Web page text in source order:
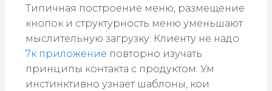
Типичная построение меню, размещение
кнопок и структурность меню уменьшают
мыслительную загрузку. Клиенту не надо
7к приложение повторно изучать
принципы контакта с продуктом. Ум
инстинктивно узнает шаблоны, кои